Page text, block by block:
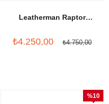
Leatherman Raptor
₺4.250,00 ₺4.750,00
%10